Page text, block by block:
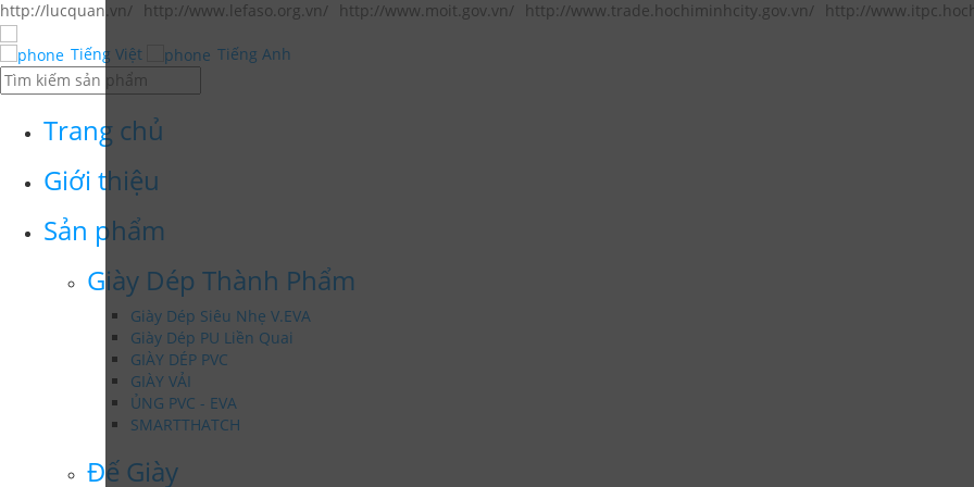
http://lucquan.vn/ http://www.lefaso.org.vn/ http://www.moit.gov.vn/ http://www.trade.hochiminhcity.gov.vn/ http://
Tiếng Việt Tiếng Anh
Trang chủ
Giới thiệu
Sản phẩm
Giày Dép Thành Phẩm
Giày Dép Siêu Nhẹ V.EVA
Giày Dép PU Liền Quai
GIÀY DÉP PVC
GIÀY VẢI
ỦNG PVC - EVA
SMARTTHATCH
Đế Giày